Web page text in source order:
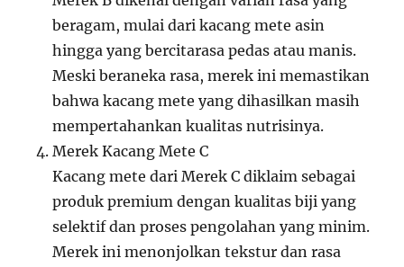
beragam, mulai dari kacang mete asin
hingga yang bercitarasa pedas atau manis.
Meski beraneka rasa, merek ini memastikan
bahwa kacang mete yang dihasilkan masih
mempertahankan kualitas nutrisinya.
Merek Kacang Mete C
Kacang mete dari Merek C diklaim sebagai
produk premium dengan kualitas biji yang
selektif dan proses pengolahan yang minim.
Merek ini menonjolkan tekstur dan rasa